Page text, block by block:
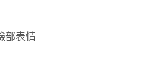
部表情